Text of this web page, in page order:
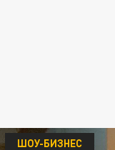
ШОУ-БИЗНЕС